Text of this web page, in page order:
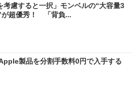
考慮すると一択」モンベルの“大容量3
が超優秀！ 「背負...
製品を分割手数料0円で入手する